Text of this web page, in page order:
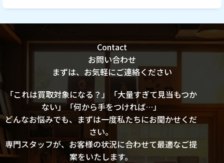
せん。取り合えずインターネットで調べてはいますけ
ど、もし専門的アドバ […]
Contact
お問い合わせ
まずは、お気軽にご連絡ください
「これは買取対象になる？」「大量すぎて見当もつか
ない」「何から手をつければ…」
どんなお悩みでも、まずは一度私たちにお聞かせくだ
さい。
専門スタッフが、お客様の状況に合わせて最適なご提
案をいたします。